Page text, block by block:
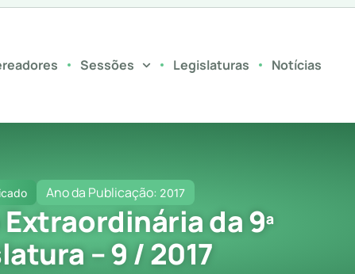
Sessões Legislaturas Notícias
Ano da Publicação: 2017
Extraordinária da 9ª
– 9 / 2017